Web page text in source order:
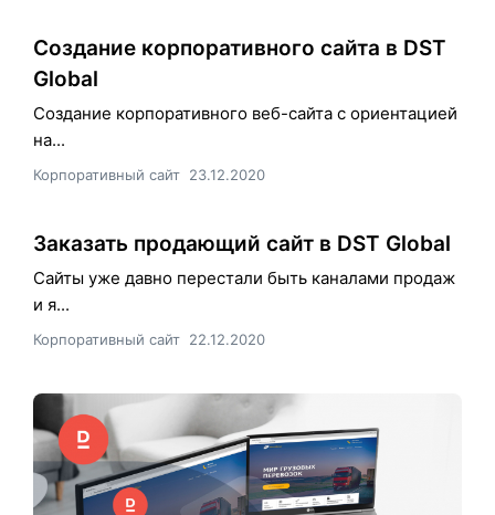
Создание корпоративного сайта в DST
Global
Создание корпоративного веб-сайта с ориентацией
на...
Корпоративный сайт 23.12.2020
Заказать продающий сайт в DST Global
Сайты уже давно перестали быть каналами продаж
и я...
Корпоративный сайт 22.12.2020